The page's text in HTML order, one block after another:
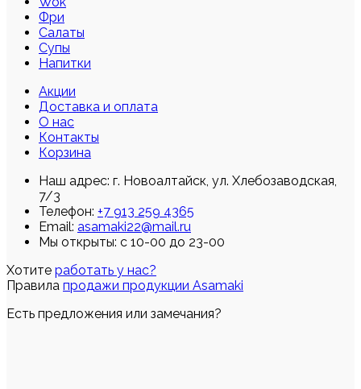
Фри
Салаты
Супы
Напитки
Акции
Доставка и оплата
О нас
Контакты
Корзина
Наш адрес: г. Новоалтайск, ул. Хлебозаводская,
7/3
Телефон: +7 913 259 4365
Email: asamaki22@mail.ru
Мы открыты: с 10-00 до 23-00
Хотите работать у нас?
Правила продажи продукции Asamaki
Есть предложения или замечания?